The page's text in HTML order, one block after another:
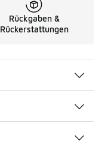
Rückgaben &
Rückerstattungen